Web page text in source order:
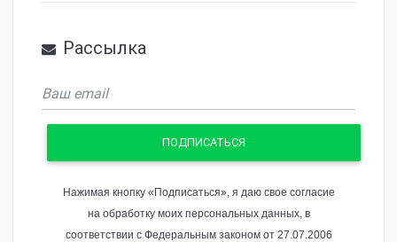
Рассылка
ПОДПИСАТЬСЯ
Нажимая кнопку «Подписаться», я даю свое согласие
на обработку моих персональных данных, в
соответствии с Федеральным законом от 27.07.2006